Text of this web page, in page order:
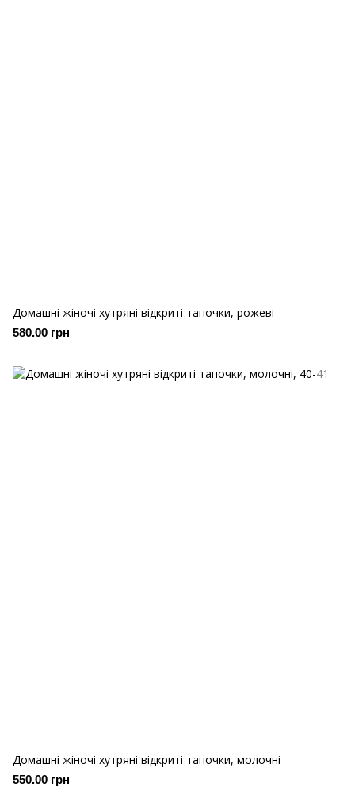
Домашні жіночі хутряні відкриті тапочки, рожеві
580.00 грн
Домашні жіночі хутряні відкриті тапочки, молочні
550.00 грн